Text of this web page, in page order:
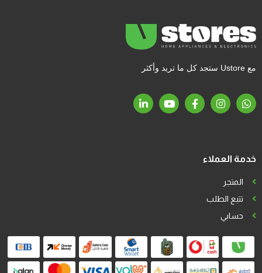
مع Ustore ستجد كل ما تريد وأكثر
خدمة العملاء
المتجر
تتبع الطلب
حسابي